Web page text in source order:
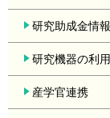
研究助成金情報
研究機器の利
産学官連携